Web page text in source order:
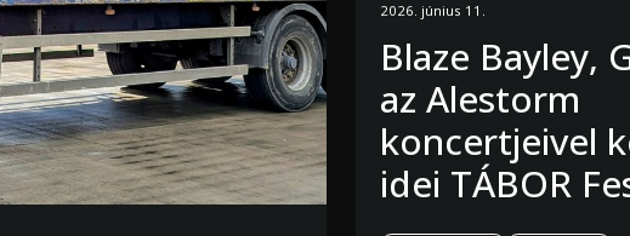
2026. június 11.
Blaze Bayley,
az Alestorm
koncertjeivel
idei TÁBOR